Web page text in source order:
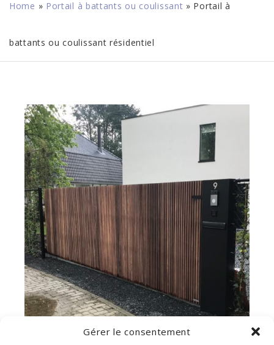
Gérer le consentement
Home » Portail à battants ou coulissant » Portail à
battants ou coulissant résidentiel